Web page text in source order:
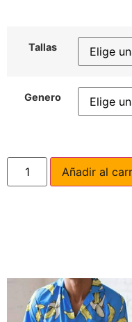
Tallas
Genero
Añadir al